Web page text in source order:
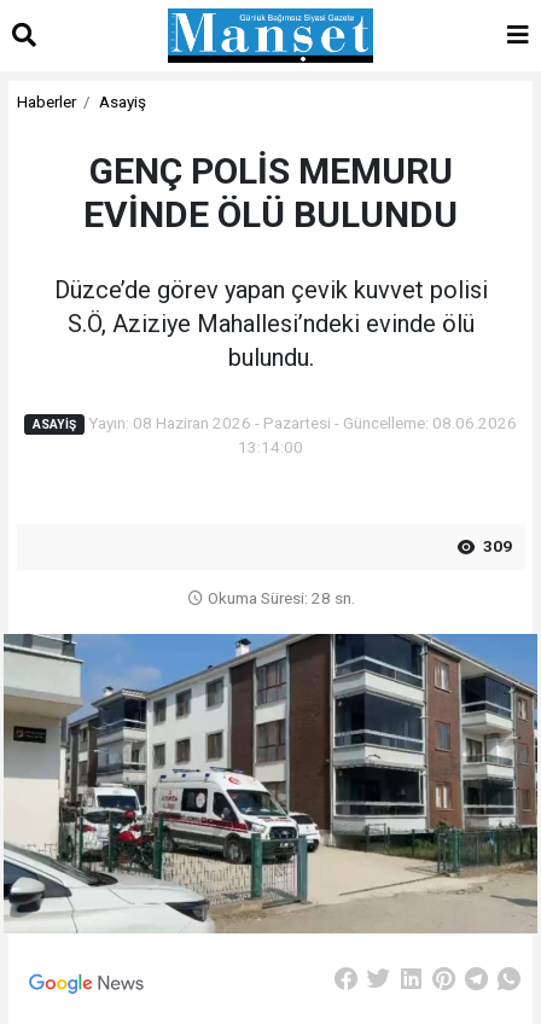
Haberler Asayiş
GENÇ POLİS MEMURU
EVİNDE ÖLÜ BULUNDU
Düzce’de görev yapan çevik kuvvet polisi
S.Ö, Aziziye Mahallesi’ndeki evinde ölü
bulundu.
ASAYIŞ Yayın: 08 Haziran 2026 - Pazartesi - Güncelleme: 08.06.2026
13:14:00
309
Okuma Süresi: 28 sn.